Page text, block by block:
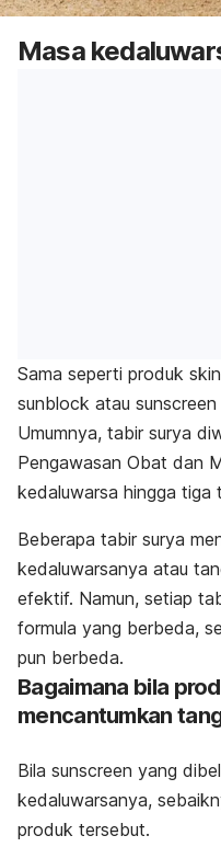
Masa
Sama seperti produk
sunblock atau
Umumnya, tabir surya
Pengawasan Obat dan
kedaluwarsa hingga tiga
Beberapa tabir surya
kedaluwarsanya atau
efektif. Namun, setiap
formula yang berbeda,
pun berbeda.
Bagaimana bila
mencantumkan
Bila sunscreen yang
kedaluwarsanya,
produk tersebut.